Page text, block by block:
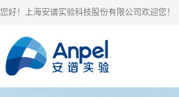
您好！上海安谱实验科技股份有限公司欢迎您！